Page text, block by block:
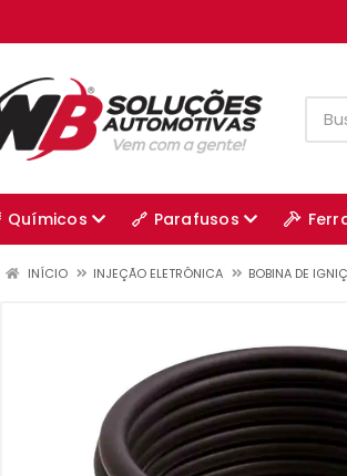
Químicos Parafusos
INÍCIO INJEÇÃO ELETRÔNICA BOBINA DE